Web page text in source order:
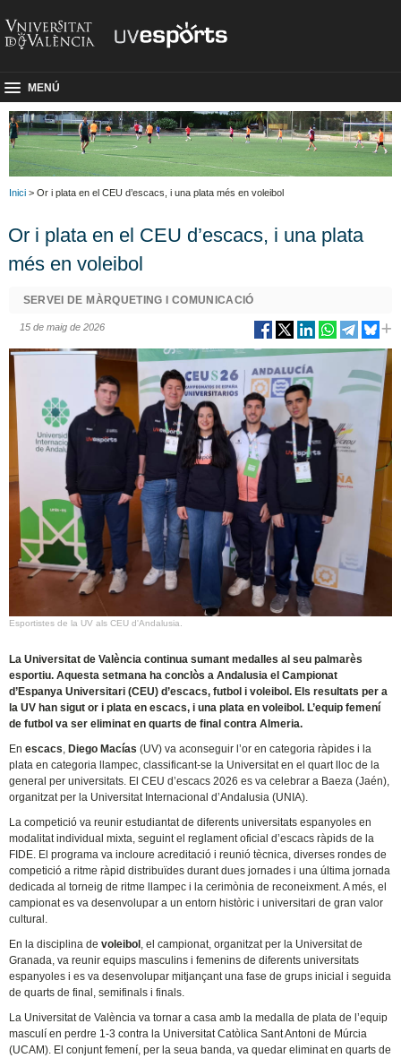
MENÚ
Inici > Or i plata en el CEU d’escacs, i una plata més en voleibol
Or i plata en el CEU d’escacs, i una plata
més en voleibol
SERVEI DE MÀRQUETING I COMUNICACIÓ
15 de maig de 2026
Esportistes de la UV als CEU d'Andalusia.
La Universitat de València continua sumant medalles al seu palmarès
esportiu. Aquesta setmana ha conclòs a Andalusia el Campionat
d’Espanya Universitari (CEU) d’escacs, futbol i voleibol. Els resultats per a
la UV han sigut or i plata en escacs, i una plata en voleibol. L’equip femení
de futbol va ser eliminat en quarts de final contra Almeria.
Enescacs, Diego Macías (UV) va aconseguir l’or en categoria ràpides i la
plata en categoria llampec, classificant-se la Universitat en el quart lloc de la
general per universitats. El CEU d’escacs 2026 es va celebrar a Baeza (Jaén),
organitzat per la Universitat Internacional d’Andalusia (UNIA).
La competició va reunir estudiantat de diferents universitats espanyoles en
modalitat individual mixta, seguint el reglament oficial d’escacs ràpids de la
FIDE. El programa va incloure acreditació i reunió tècnica, diverses rondes de
competició a ritme ràpid distribuïdes durant dues jornades i una última jornada
dedicada al torneig de ritme llampec i la cerimònia de reconeixment. A més, el
campionat es va desenvolupar a un entorn històric i universitari de gran valor
cultural.
En la disciplina devoleibol , el campionat, organitzat per la Universitat de
Granada, va reunir equips masculins i femenins de diferents universitats
espanyoles i es va desenvolupar mitjançant una fase de grups inicial i seguida
de quarts de final, semifinals i finals.
La Universitat de València va tornar a casa amb la medalla de plata de l’equip
masculí en perdre 1-3 contra la Universitat Catòlica Sant Antoni de Múrcia
(UCAM). El conjunt femení, per la seua banda, va quedar eliminat en quarts de